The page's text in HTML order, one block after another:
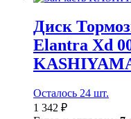
Диск
Elantra Xd
Осталось 24 шт.
1 342 ₽